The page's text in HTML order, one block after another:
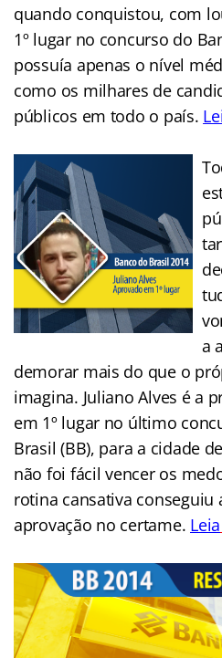
quando conquistou, com
1º lugar no concurso do
possuía apenas o nível
como os milhares de
públicos em todo o país.
a
demorar mais do que o
imagina. Juliano Alves é a
em 1º lugar no último
Brasil (BB), para a cidade
não foi fácil vencer os
rotina cansativa conseguiu
aprovação no certame. Leia